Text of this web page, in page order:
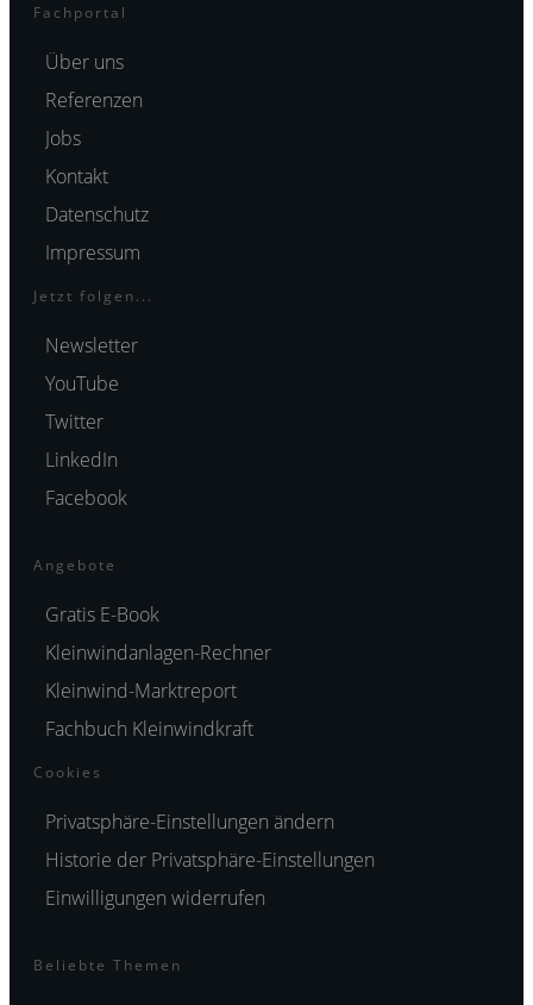
Fachportal
Über uns
Referenzen
Jobs
Kontakt
Datenschutz
Impressum
Jetzt folgen...
Newsletter
YouTube
Twitter
LinkedIn
Facebook
Angebote
Gratis E-Book
Kleinwindanlagen-Rechner
Kleinwind-Marktreport
Fachbuch Kleinwindkraft
Cookies
Privatsphäre-Einstellungen ändern
Historie der Privatsphäre-Einstellungen
Einwilligungen widerrufen
Beliebte Themen